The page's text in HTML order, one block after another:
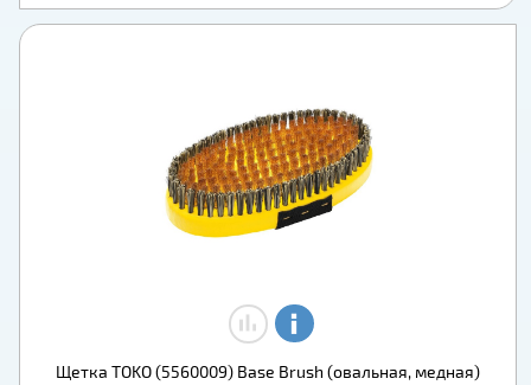
Щетка TOKO (5560009) Base Brush (овальная, медная)